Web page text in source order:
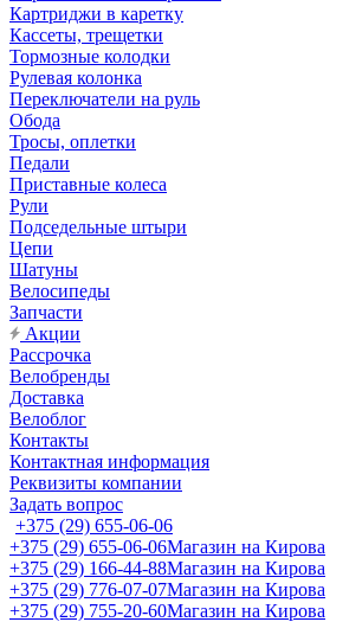
Картриджи в каретку
Кассеты, трещетки
Тормозные колодки
Рулевая колонка
Переключатели на руль
Обода
Тросы, оплетки
Педали
Приставные колеса
Рули
Подседельные штыри
Цепи
Шатуны
Велосипеды
Запчасти
Акции
Рассрочка
Велобренды
Доставка
Велоблог
Контакты
Контактная информация
Реквизиты компании
Задать вопрос
+375 (29) 655-06-06
+375 (29) 655-06-06Магазин на Кирова
+375 (29) 166-44-88Магазин на Кирова
+375 (29) 776-07-07Магазин на Кирова
+375 (29) 755-20-60Магазин на Кирова